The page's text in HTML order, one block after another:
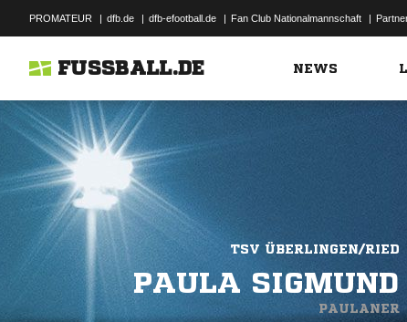
PROMATEUR | dfb.de | dfb-efootball.de | Fan Club Nationalmannschaft |
FUSSBALL.DE NEWS
TSV ÜBERLINGEN/RIED
PAULA SIGMUND
PAULANER